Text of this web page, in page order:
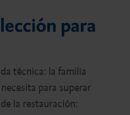
para
técnica: la familia
para superar
la restauración: